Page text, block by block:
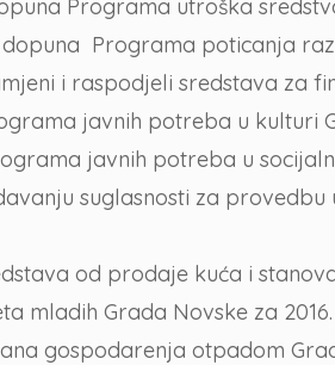
Programa utroška
Programa poticanja
i raspodjeli sredstava za
javnih potreba u kulturi
javnih potreba u
suglasnosti za
od prodaje kuća i
mladih Grada Novske za
gospodarenja otpadom